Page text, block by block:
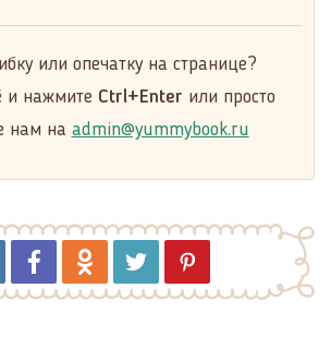
или опечатку на странице?
и нажмите Ctrl+Enter или просто
нам на admin@yummybook.ru